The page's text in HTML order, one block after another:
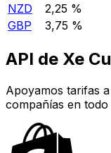
NZD
2,25 %
GBP
3,75 %
API de Xe
Apoyamos tarifas
compañías en